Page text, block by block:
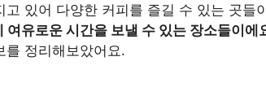
고 있어 다양한 커피를 즐길 수 있는 곳들
여유로운 시간을 보낼 수 있는 장소들이에
를 정리해보았어요.